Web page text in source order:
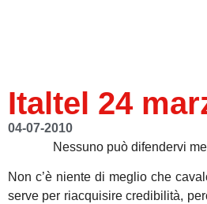
Italtel 24
04-07-2010
Nessuno può difendervi
Non c’è niente di meglio che
serve per riacquisire credibilità,